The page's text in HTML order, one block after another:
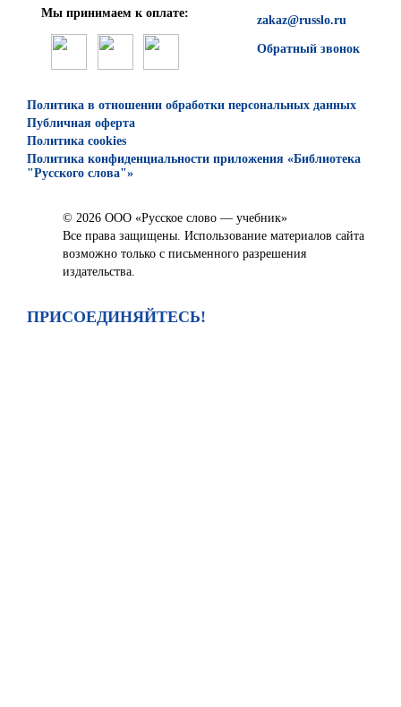
zakaz@russlo.ru
Обратный звонок
Мы принимаем к оплате:
Политика в отношении обработки персональных данных
Публичная оферта
Политика cookies
Политика конфиденциальности приложения «Библиотека
"Русского слова"»
© 2026 ООО «Русское слово — учебник»
Все права защищены. Использование материалов сайта
возможно только с письменного разрешения
издательства.
ПРИСОЕДИНЯЙТЕСЬ!